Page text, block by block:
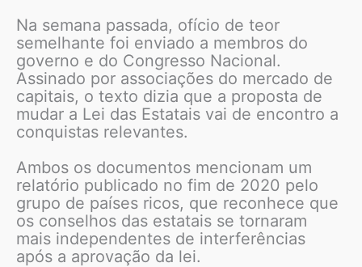
Na semana passada, ofício de teor
semelhante foi enviado a membros do
governo e do Congresso Nacional.
Assinado por associações do mercado de
capitais, o texto dizia que a proposta de
mudar a Lei das Estatais vai de encontro a
conquistas relevantes.
Ambos os documentos mencionam um
relatório publicado no fim de 2020 pelo
grupo de países ricos, que reconhece que
os conselhos das estatais se tornaram
mais independentes de interferências
após a aprovação da lei.